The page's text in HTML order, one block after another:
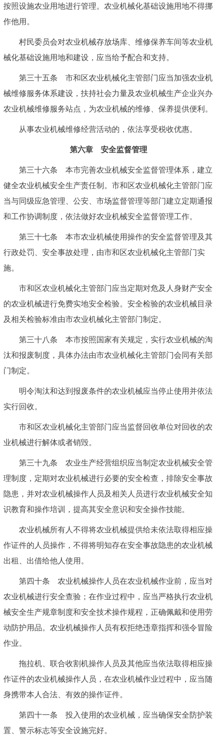
按照设施农业用地进行管理。农业机械化基础设施用地不得挪
作他用。
村民委员会对农业机械存放场库、维修保养车间等农业机
械化基础设施用地和建设，应当给予配合和支持。
第三十五条 市和区农业机械化主管部门应当加强农业机
械维修服务体系建设，扶持社会力量及农业机械生产企业兴办
农业机械维修服务站点，为农业机械的维修、保养提供便利。
从事农业机械维修经营活动的，依法享受税收优惠。
第六章 安全监督管理
第三十六条 本市完善农业机械安全监督管理体系，建立
健全农业机械安全生产责任制。市和区农业机械化主管部门应
当与同级应急管理、公安、市场监督管理等部门建立定期通报
和工作协调制度，依法做好农业机械安全监督管理工作。
第三十七条 本市农业机械使用操作的安全监督管理及其
行政处罚、安全事故处理，由市和区农业机械化主管部门实
施。
市和区农业机械化主管部门应当定期对危及人身财产安全
的农业机械进行免费实地安全检验。安全检验的农业机械目录
及相关检验标准由市农业机械化主管部门制定。
第三十八条 本市按照国家有关规定，实行农业机械的淘
汰和报废制度，具体办法由市农业机械化主管部门会同有关部
门制定。
明令淘汰和达到报废条件的农业机械应当停止使用并依法
实行回收。
市和区农业机械化主管部门应当监督回收单位对回收的农
业机械进行解体或者销毁。
第三十九条 农业生产经营组织应当制定农业机械安全管
理制度，定期对农业机械进行必要的安全检查，排除安全事故
隐患，并对农业机械操作人员及相关人员进行农业机械安全知
识教育和操作培训，提高其安全意识和安全操作技能。
农业机械所有人不得将农业机械提供给未依法取得相应操
作证件的人员操作，不得将明知存在安全事故隐患的农业机械
出租、出借给他人使用。
第四十条 农业机械操作人员在农业机械作业前，应当对
农业机械进行安全查验；在作业过程中，应当严格执行农业机
械安全生产规章制度和安全技术操作规程，正确佩戴和使用劳
动防护用品。农业机械操作人员有权拒绝违章指挥和强令冒险
作业。
拖拉机、联合收割机操作人员及其他应当依法取得相应操
作证件的农业机械操作人员，在农业机械作业过程中，应当随
身携带本人合法、有效的操作证件。
第四十一条 投入使用的农业机械，应当确保安全防护装
置、警示标志等安全设施完好。